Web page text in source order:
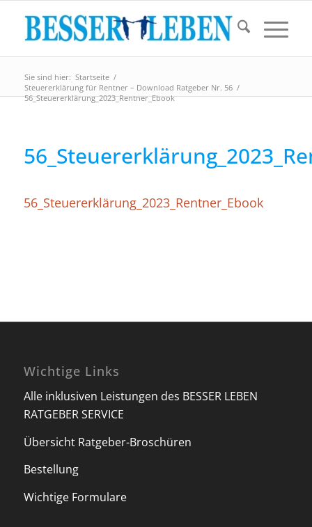
Sie sind hier: Startseite /
Steuererklärung für Rentner – Download Ratgeber Nr. 56 /
56_Steuererklärung_2023_Rentner_Ebook
56_Steuererklärung_2023_Rentner_Ebook
Wichtige Links
Alle inklusiven Leistungen des BESSER LEBEN
RATGEBER SERVICE
Übersicht Ratgeber-Broschüren
Bestellung
Wichtige Formulare